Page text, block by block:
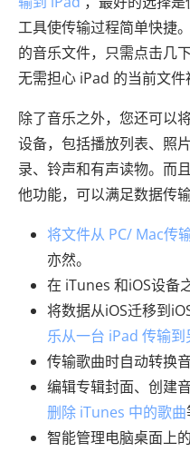
工具使传输过程简单快捷
的音乐文件，只需点击几
无需担心 iPad 的当前文件
除了音乐之外，您还可以
设备，包括播放列表、照
录、铃声和有声读物。而
他功能，可以满足数据传
将文件从 PC/ Mac传
亦然。
在 iTunes 和iOS设备
将数据从iOS迁移到
乐从一台 iPad 传输
传输歌曲时自动转换音
编辑专辑封面、创建
删除 iTunes 中的歌曲
智能管理电脑桌面上的